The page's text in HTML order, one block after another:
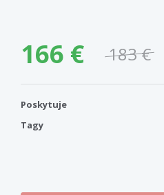
166 € 183 €
Poskytuje
Tagy